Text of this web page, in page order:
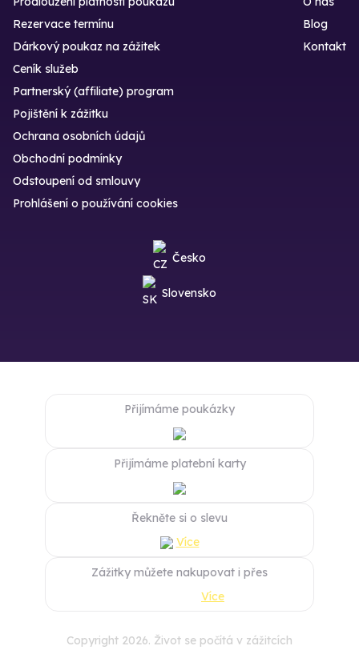
Rezervace termínu
Dárkový poukaz na zážitek
Blog
Kontakt
Ceník služeb
Partnerský (affiliate) program
Pojištění k zážitku
Ochrana osobních údajů
Obchodní podmínky
Odstoupení od smlouvy
Prohlášení o používání cookies
Česko
Slovensko
Přijímáme poukázky
Přijímáme platební karty
Řekněte si o slevu
Více
Zážitky můžete nakupovat i přes
Více
Copyright 2026. Život se počítá v zážitcích